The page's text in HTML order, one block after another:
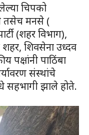
चिपको
तसेच मनसे (
(शहर विभाग),
शहर, शिवसेना उध्दव
पक्षांनी पाठिंबा
संस्थांचे
सहभागी झाले होते.